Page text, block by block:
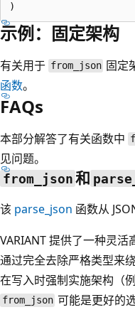
示例：固定架构
有关用于 from_json 固定
函数。
FAQs
本部分解答了有关函数中
见问题。
from_json和
该 parse_json 函数从
VARIANT 提供了一种灵
通过完全去除严格类型来
在写入时强制实施架构（
from_json 可能是更好的选